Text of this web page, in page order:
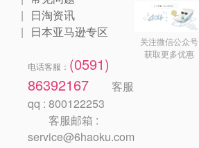
日淘资讯
日本亚马逊专区
电话客服： (0591)
86392167
客服
qq : 800122253
客服邮箱 :
service@6haoku.com
关注微信公众号
获取更多优惠